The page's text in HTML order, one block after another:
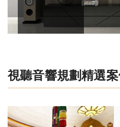
視聽音響規劃精選案